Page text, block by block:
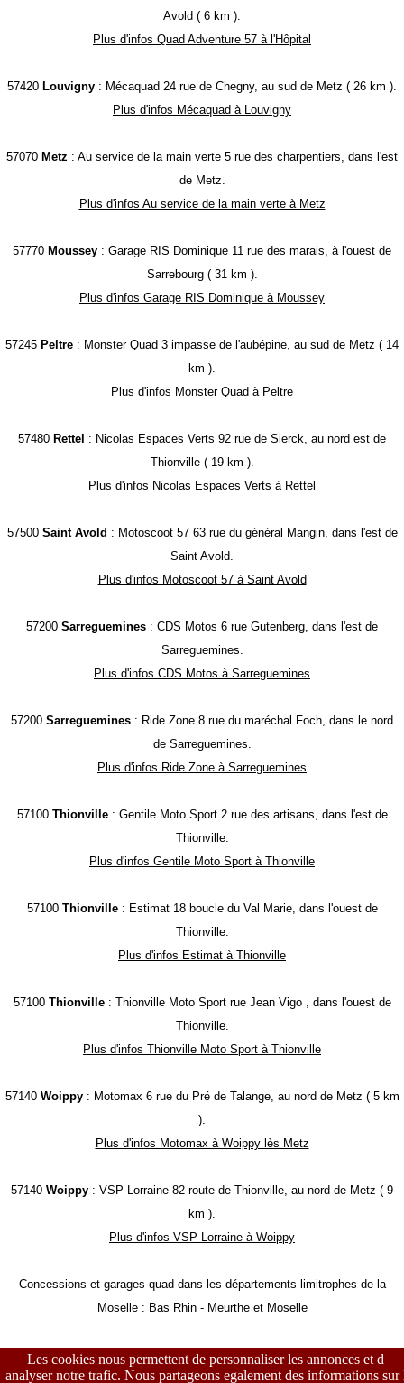
Avold ( 6 km ).
Plus d'infos Quad Adventure 57 à l'Hôpital
57420 Louvigny : Mécaquad 24 rue de Chegny, au sud de Metz ( 26 km ).
Plus d'infos Mécaquad à Louvigny
57070 Metz : Au service de la main verte 5 rue des charpentiers, dans l'est
de Metz.
Plus d'infos Au service de la main verte à Metz
57770 Moussey : Garage RIS Dominique 11 rue des marais, à l'ouest de
Sarrebourg ( 31 km ).
Plus d'infos Garage RIS Dominique à Moussey
57245 Peltre : Monster Quad 3 impasse de l'aubépine, au sud de Metz ( 14
km ).
Plus d'infos Monster Quad à Peltre
57480 Rettel : Nicolas Espaces Verts 92 rue de Sierck, au nord est de
Thionville ( 19 km ).
Plus d'infos Nicolas Espaces Verts à Rettel
57500 Saint Avold : Motoscoot 57 63 rue du général Mangin, dans l'est de
Saint Avold.
Plus d'infos Motoscoot 57 à Saint Avold
57200 Sarreguemines : CDS Motos 6 rue Gutenberg, dans l'est de
Sarreguemines.
Plus d'infos CDS Motos à Sarreguemines
57200 Sarreguemines : Ride Zone 8 rue du maréchal Foch, dans le nord
de Sarreguemines.
Plus d'infos Ride Zone à Sarreguemines
57100 Thionville: Gentile Moto Sport 2 rue des artisans, dans l'est de
Thionville.
Plus d'infos Gentile Moto Sport à Thionville
57100 Thionville: Estimat 18 boucle du Val Marie, dans l'ouest de
Thionville.
Plus d'infos Estimat à Thionville
57100 Thionville: Thionville Moto Sport rue Jean Vigo , dans l'ouest de
Thionville.
Plus d'infos Thionville Moto Sport à Thionville
57140 Woippy: Motomax 6 rue du Pré de Talange, au nord de Metz ( 5 km
).
Plus d'infos Motomax à Woippy lès Metz
57140 Woippy : VSP Lorraine 82 route de Thionville, au nord de Metz ( 9
km ).
Plus d'infos VSP Lorraine à Woippy
Concessions et garages quad dans les départements limitrophes de la
Moselle : Bas Rhin- Meurthe et Moselle
Les cookies nous permettent de personnaliser les annonces et d
analyser notre trafic. Nous partageons egalement des informations sur